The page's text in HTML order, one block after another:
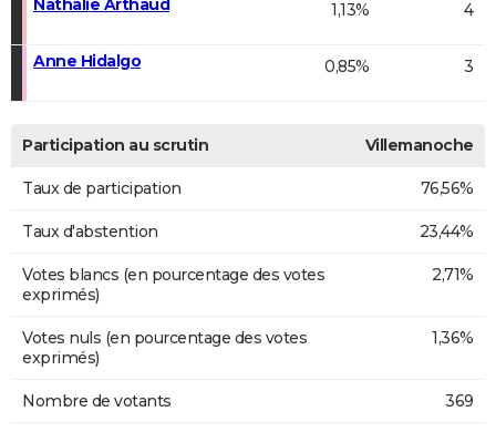
Nathalie Arthaud 1,13% 4
Anne Hidalgo 0,85% 3
Participation au scrutin Villemanoche
Taux de participation 76,56%
Taux d'abstention 23,44%
Votes blancs (en pourcentage des votes
exprimés)
2,71%
Votes nuls (en pourcentage des votes
exprimés)
1,36%
Nombre de votants 369